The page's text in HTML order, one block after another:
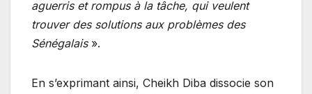
aguerris et rompus à la tâche, qui veulent
trouver des solutions aux problèmes des
Sénégalais».
En s’exprimant ainsi, Cheikh Diba dissocie son